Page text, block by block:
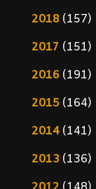
2018(157)
2017 (151)
2016(191)
2015(164)
2014(141)
2013(136)